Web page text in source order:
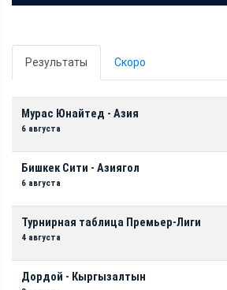
Результаты Скоро
Мурас Юнайтед - Азия
6 августа
Бишкек Сити - Азиягол
6 августа
Турнирная таблица Премьер-Лиги
4 августа
Дордой - Кыргызалтын